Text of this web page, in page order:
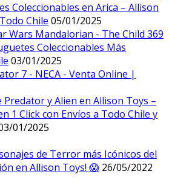
Coleccionables en Arica – Allison
Chile 05/01/2025
Coleccionables Más
03/01/2025
Predator y Alien en Allison Toys –
1 Click con Envíos a Todo Chile y
01/2025
de Terror más Icónicos del
en Allison Toys! 😱 26/05/2022